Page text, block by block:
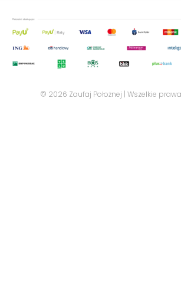
© 2026 Zaufaj Położnej | Wszelkie